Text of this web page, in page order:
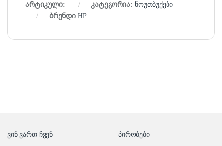
არტიკული: კატეგორია: ნოუთბუქები
ბრენდი HP
ვინ ვართ ჩვენ პირობები